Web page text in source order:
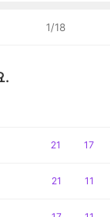
1/18
.
공
21
댓
17
공
21
댓
11